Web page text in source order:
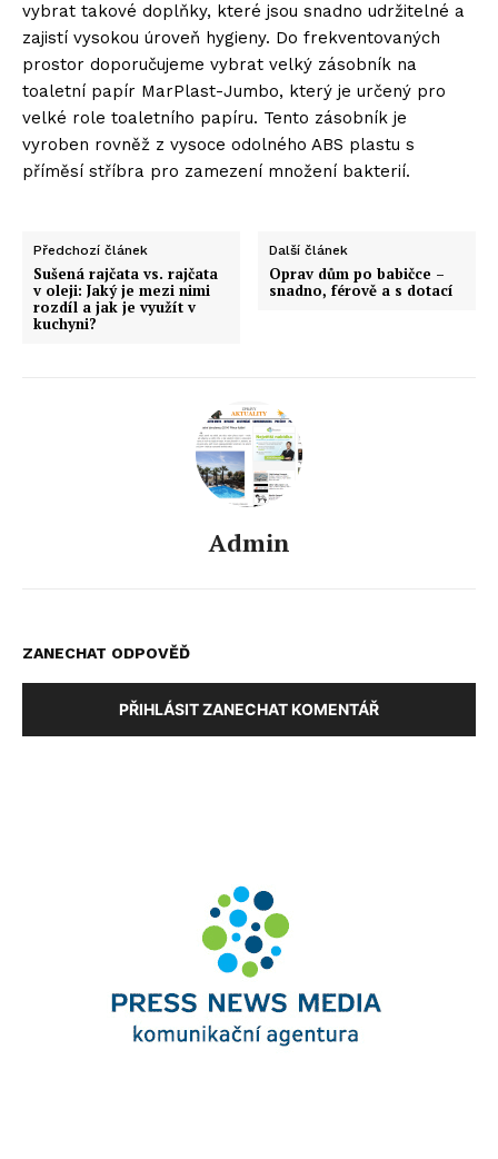
vybrat takové doplňky, které jsou snadno udržitelné a
zajistí vysokou úroveň hygieny. Do frekventovaných
prostor doporučujeme vybrat velký zásobník na
toaletní papír MarPlast-Jumbo, který je určený pro
velké role toaletního papíru. Tento zásobník je
vyroben rovněž z vysoce odolného ABS plastu s
příměsí stříbra pro zamezení množení bakterií.
Předchozí článek
Sušená rajčata vs. rajčata
v oleji: Jaký je mezi nimi
rozdíl a jak je využít v
kuchyni?
Další článek
Oprav dům po babičce –
snadno, férově a s dotací
Admin
ZANECHAT ODPOVĚĎ
PŘIHLÁSIT ZANECHAT KOMENTÁŘ